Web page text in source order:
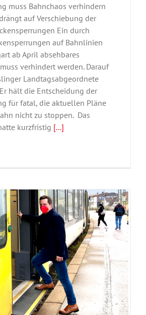
muss Bahnchaos verhindern
auf Verschiebung der
Ein durch
auf Bahnlinien
ab April absehbares
verhindert werden. Darauf
Landtagsabgeordnete
hält die Entscheidung der
für fatal, die aktuellen Pläne
nicht zu stoppen. Das
kurzfristig [...]